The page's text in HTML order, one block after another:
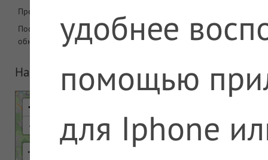
Предложений в аптеке
Последнее
обновление
08.08.2026 06:08
На карте
+
-
⇢
удобнее
помощью
для Iphone